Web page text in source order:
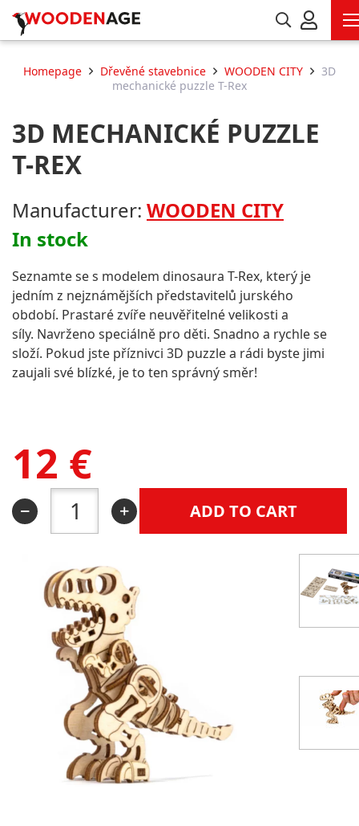
Homepage Dřevěné stavebnice WOODEN CITY
3D
mechanické puzzle T-Rex
3D MECHANICKÉ PUZZLE
T-REX
Manufacturer: WOODEN CITY
In stock
Seznamte se s modelem dinosaura T-Rex, který je
jedním z nejznámějších představitelů jurského
období. Prastaré zvíře neuvěřitelné velikosti a
síly. Navrženo speciálně pro děti. Snadno a rychle se
složí. Pokud jste příznivci 3D puzzle a rádi byste jimi
zaujali své blízké, je to ten správný směr!
12 €
ADD TO CART